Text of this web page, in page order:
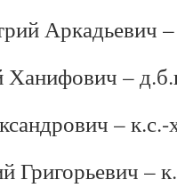
Аркадьевич
Ханифович –
–
Григорьевич –